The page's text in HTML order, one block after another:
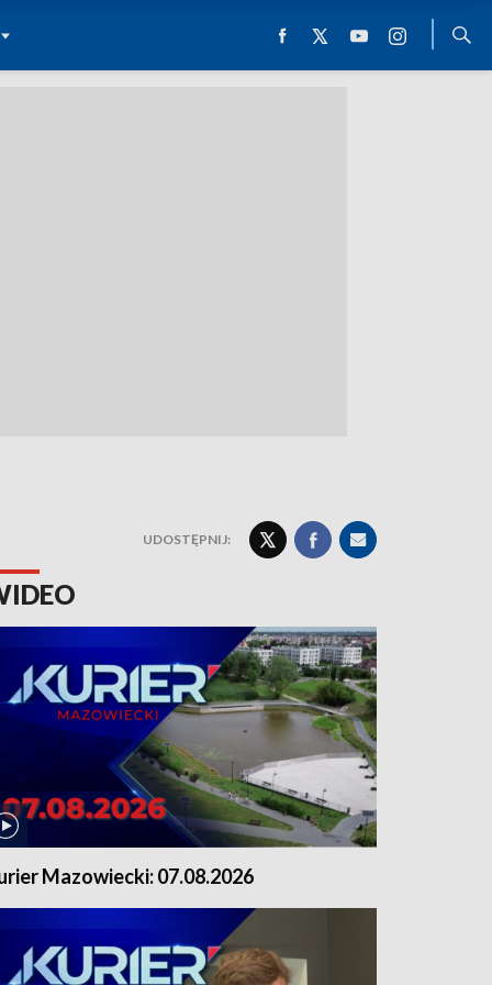
UDOSTĘPNIJ:
Mazowiecki: 07.08.2026